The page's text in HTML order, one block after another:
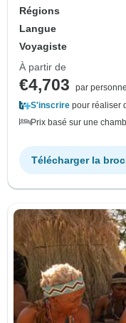
Régions
Langue
Voyagiste
À partir de
€4,703
par personne
S'inscrire pour réaliser
Prix basé sur une
Télécharger la